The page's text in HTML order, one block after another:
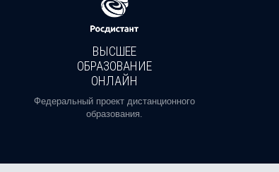
ВЫСШЕЕ
ОБРАЗОВАНИЕ
ОНЛАЙН
Федеральный проект дистанционного
образования.